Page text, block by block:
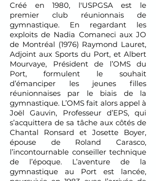
Créé en 1980, l'USPGSA est le
premier club réunionnais de
gymnastique. En regardant les
exploits de Nadia Comaneci aux JO
de Montréal (1976) Raymond Lauret,
Adjoint aux Sports du Port, et Albert
Mourvaye, Président de l’OMS du
Port, formulent le souhait
d’émanciper les jeunes filles
réunionnaises par le biais de la
gymnastique. L’OMS fait alors appel à
Joël Gauvin, Professeur d’EPS, qui
s’acquittera de sa tâche aux côtés de
Chantal Ronsard et Josette Boyer,
épouse de Roland Carasco,
l’incontournable conseiller technique
de l’époque. L’aventure de la
gymnastique au Port est lancée,